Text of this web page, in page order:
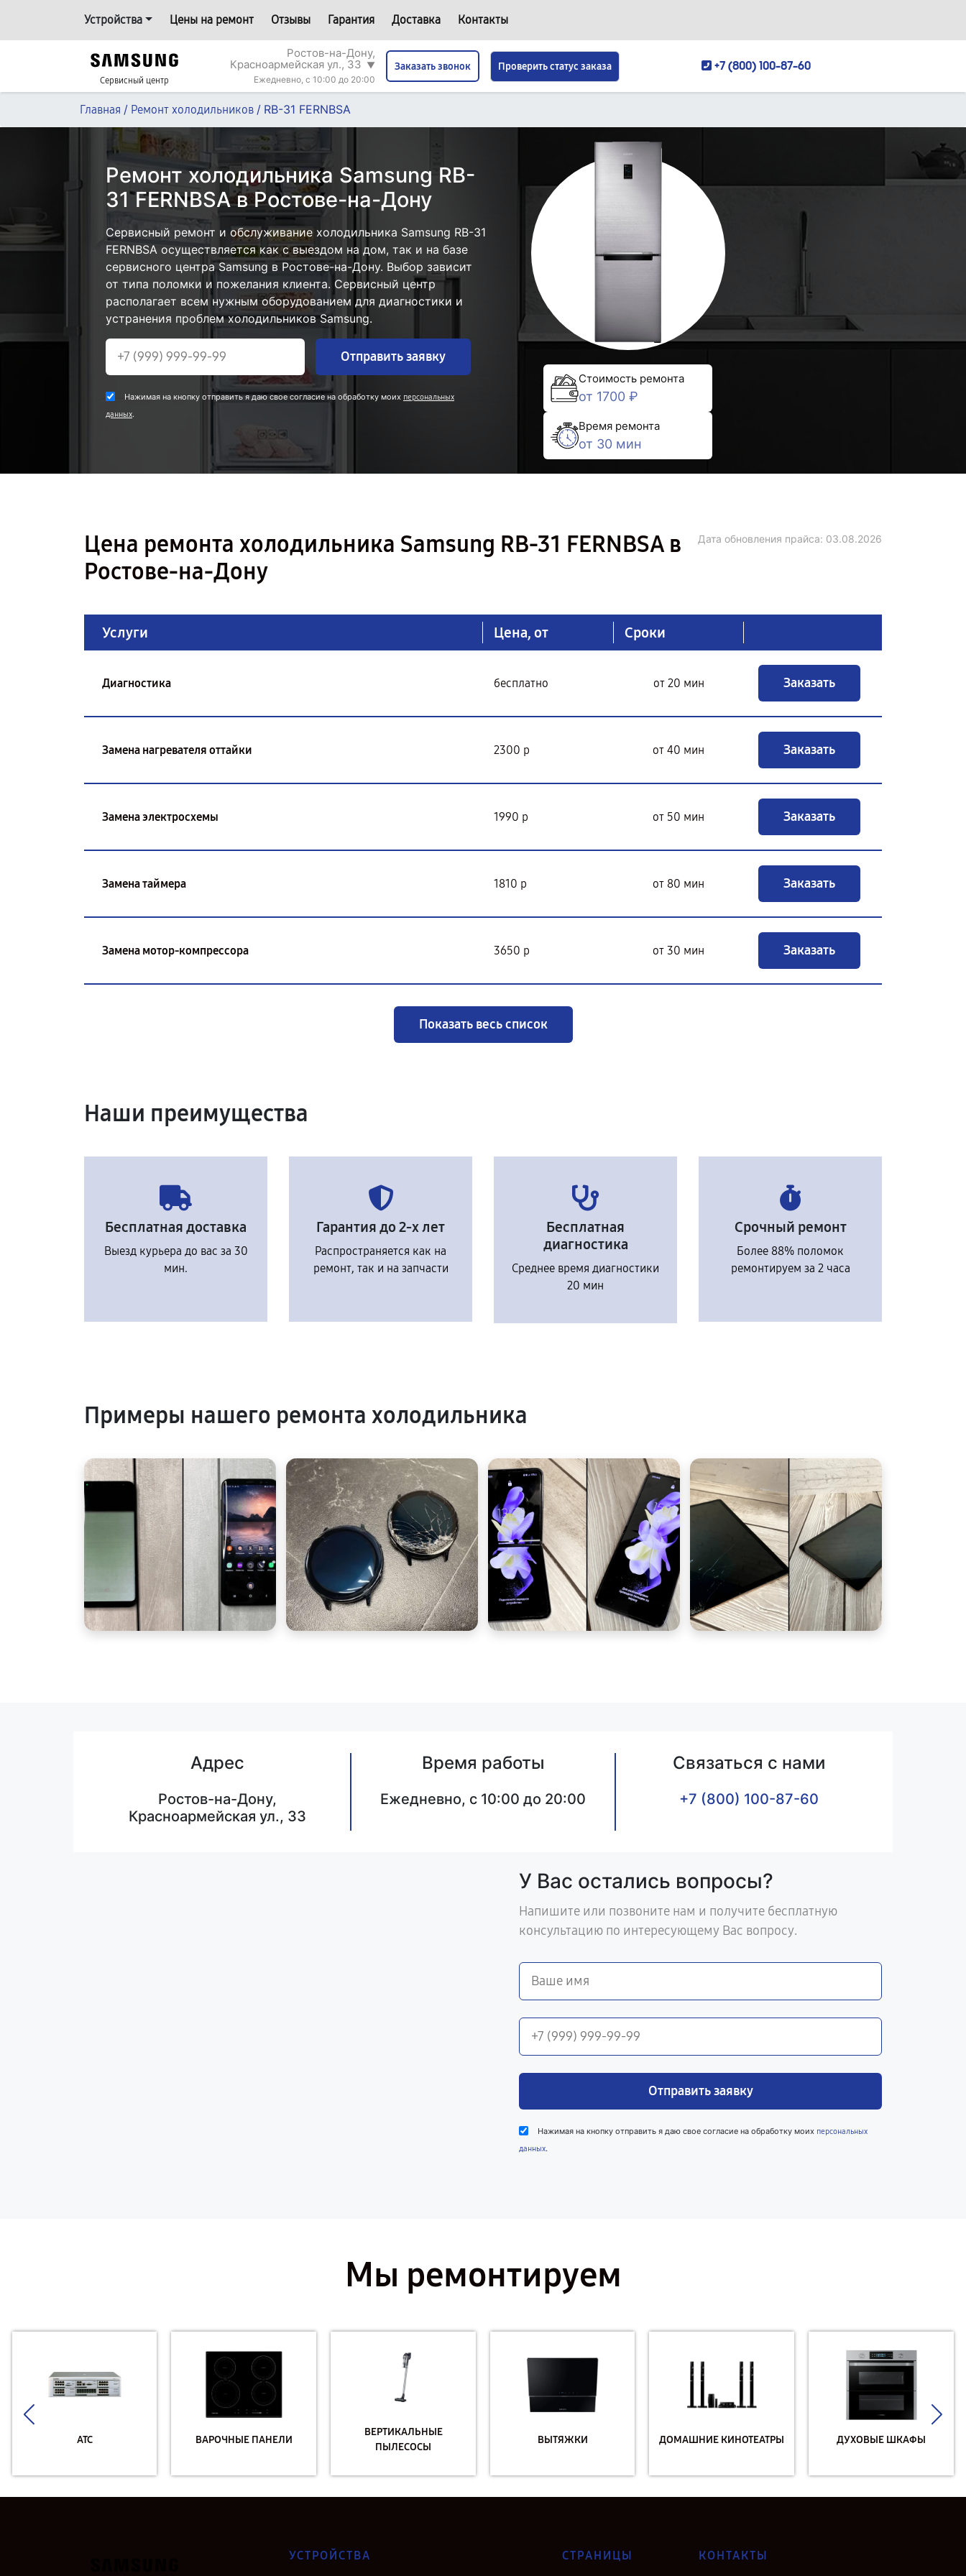
Устройства Цены на ремонт Отзывы Гарантия Доставка Контакты
Сервисный центр
Ростов-на-Дону,
Красноармейская ул., 33 ▼
Ежедневно, с 10:00 до 20:00
Заказать звонок Проверить статус заказа +7 (800) 100-87-60
Главная / Ремонт холодильников / RB-31 FERNBSA
Ремонт холодильника Samsung RB-
31 FERNBSA в Ростове-на-Дону
Сервисный ремонт и обслуживание холодильника Samsung RB-31
FERNBSA осуществляется как с выездом на дом, так и на базе
сервисного центра Samsung в Ростове-на-Дону. Выбор зависит
от типа поломки и пожелания клиента. Сервисный центр
располагает всем нужным оборудованием для диагностики и
устранения проблем холодильников Samsung.
Отправить заявку
Нажимая на кнопку отправить я даю свое согласие на обработку моих персональных
данных.
Стоимость ремонта
от 1700 ₽
Время ремонта
от 30 мин
Цена ремонта холодильника Samsung RB-31 FERNBSA в
Ростове-на-Дону
Дата обновления прайса: 03.08.2026
Услуги Цена, от Сроки
Диагностика бесплатно от 20 мин Заказать
Замена нагревателя оттайки 2300 р от 40 мин Заказать
Замена электросхемы 1990 р от 50 мин Заказать
Замена таймера 1810 р от 80 мин Заказать
Замена мотор-компрессора 3650 р от 30 мин Заказать
Показать весь список
Наши преимущества
Бесплатная доставка
Выезд курьера до вас за 30
мин.
Гарантия до 2-х лет
Распространяется как на
ремонт, так и на запчасти
Бесплатная
диагностика
Среднее время диагностики
20 мин
Срочный ремонт
Более 88% поломок
ремонтируем за 2 часа
Примеры нашего ремонта холодильника
Адрес
Ростов-на-Дону,
Красноармейская ул., 33
Время работы
Ежедневно, с 10:00 до 20:00
Связаться с нами
+7 (800) 100-87-60
У Вас остались вопросы?
Напишите или позвоните нам и получите бесплатную
консультацию по интересующему Вас вопросу.
Отправить заявку
Нажимая на кнопку отправить я даю свое согласие на обработку моих персональных
данных.
Мы ремонтируем
АТС ВАРОЧНЫЕ ПАНЕЛИ
ВЕРТИКАЛЬНЫЕ
ПЫЛЕСОСЫ
ВЫТЯЖКИ ДОМАШНИЕ КИНОТЕАТРЫ ДУХОВЫЕ ШКАФЫ
УСТРОЙСТВА СТРАНИЦЫ КОНТАКТЫ